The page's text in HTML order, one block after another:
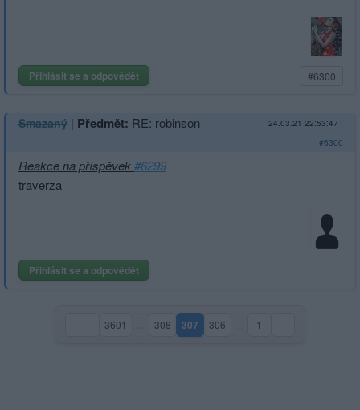
Přihlásit se a odpovědět #6300
Smazaný | Předmět: RE: robinson 24.03.21 22:53:47 |
#6300
Reakce na příspěvek#6299
traverza
Přihlásit se a odpovědět
3601 308 307(aktuální strana)
306 1